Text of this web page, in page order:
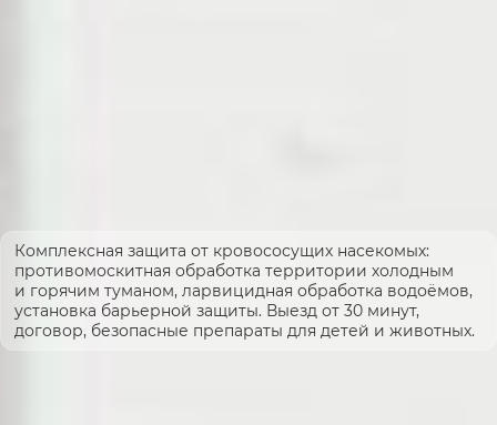
Комплексная защита от кровососущих насекомых:
противомоскитная обработка территории холодным
и горячим туманом, ларвицидная обработка водоёмов,
установка барьерной защиты. Выезд от 30 минут,
договор, безопасные препараты для детей и животных.